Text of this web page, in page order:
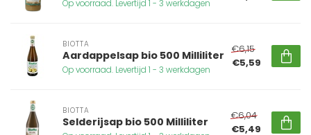
Op voorraad. Levertijd 1 - 3 werkdagen
BIOTTA
Aardappelsap bio 500 Milliliter
Op voorraad. Levertijd 1 - 3 werkdagen
€6,15
€5,59
BIOTTA
Selderijsap bio 500 Milliliter
€6,04
€5,49